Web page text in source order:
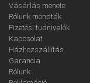
Vásárlás menete
Rólunk mondták
Fizetési tudnivalók
Kapcsolat
Házhozszállítás
Garancia
Rólunk